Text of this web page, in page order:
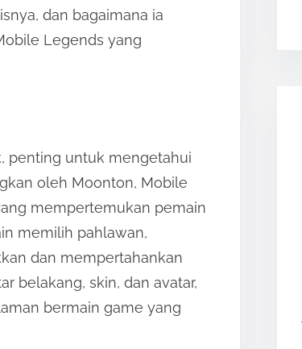
dan bagaimana ia
Legends yang
penting untuk mengetahui
oleh Moonton, Mobile
mempertemukan pemain
memilih pahlawan,
dan mempertahankan
belakang, skin, dan avatar,
bermain game yang